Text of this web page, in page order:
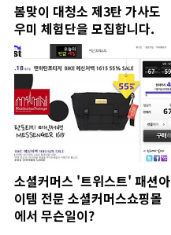
봄맞이 대청소 제3탄 가사도
우미 체험단을 모집합니다.
소셜커머스 '트위스트' 패션아
이템 전문 소셜커머스쇼핑몰
에서 무슨일이?